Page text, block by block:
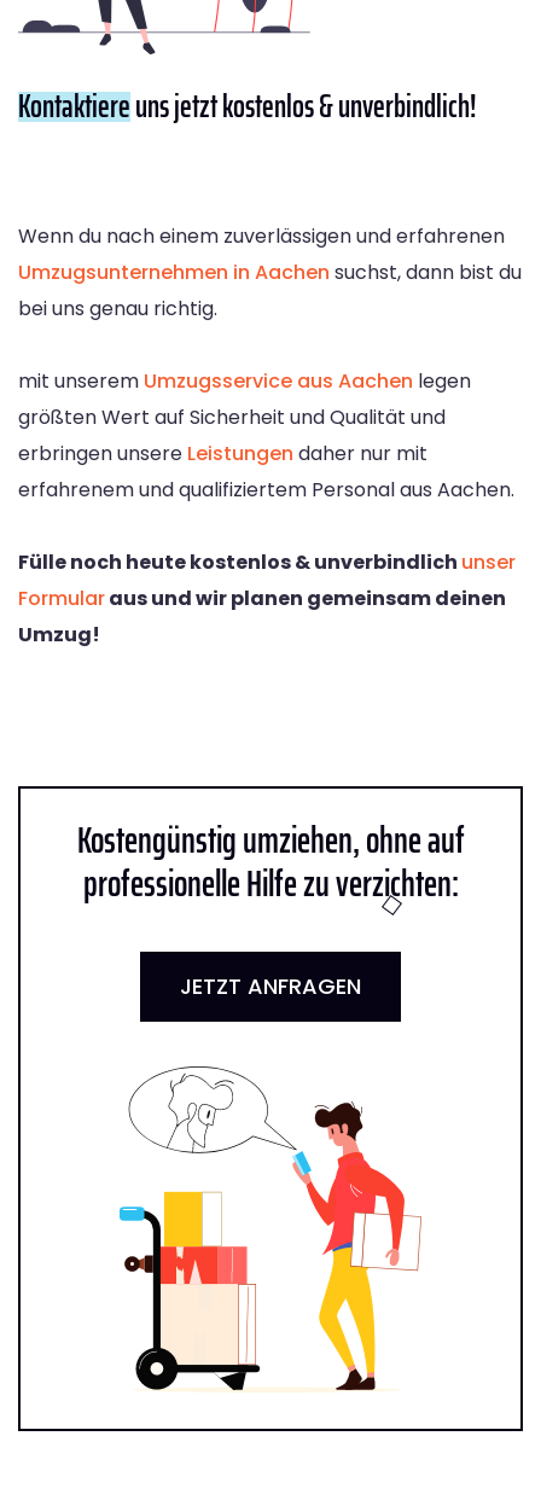
Kontaktiereuns jetzt kostenlos & unverbindlich!
Wenn du nach einem zuverlässigen und erfahrenen
Umzugsunternehmen in Aachen suchst, dann bist du
bei uns genau richtig.
mit unserem Umzugsservice aus Aachen legen
größten Wert auf Sicherheit und Qualität und
erbringen unsere Leistungen daher nur mit
erfahrenem und qualifiziertem Personal aus Aachen.
Fülle noch heute kostenlos & unverbindlich unser
Formularaus und wir planen gemeinsam deinen
Umzug!
Kostengünstig umziehen, ohne auf
professionelle Hilfe zu verzichten:
JETZT ANFRAGEN